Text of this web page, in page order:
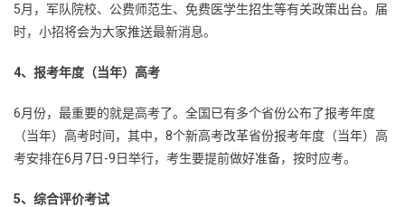
5月，军队院校、公费师范生、免费医学生招生等有关政策出台。届
时，小招将会为大家推送最新消息。
4、报考年度（当年）高考
6月份，最重要的就是高考了。全国已有多个省份公布了报考年度
（当年）高考时间，其中，8个新高考改革省份报考年度（当年）高
考安排在6月7日-9日举行，考生要提前做好准备，按时应考。
5、综合评价考试